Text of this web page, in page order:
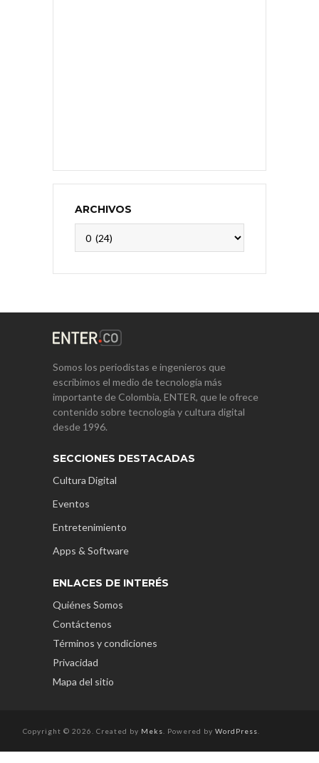
ARCHIVOS
Somos los periodistas e ingenieros que
escribimos el medio de tecnología más
importante de Colombia, ENTER, que le ofrece
contenido sobre tecnología y cultura digital
desde 1996.
SECCIONES DESTACADAS
Cultura Digital
Eventos
Entretenimiento
Apps & Software
ENLACES DE INTERÉS
Quiénes Somos
Contáctenos
Términos y condiciones
Privacidad
Mapa del sitio
Copyright © 2026. Created by Meks . Powered by WordPress